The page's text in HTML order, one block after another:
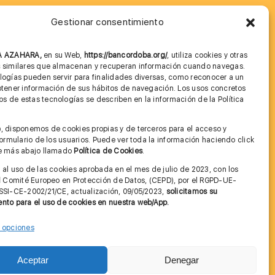
Gestionar consentimiento
AZAHARA, en su Web, https://bancordoba.org/, utiliza cookies y otras
que almacenan y recuperan información cuando navegas.
pueden servir para finalidades diversas, como reconocer a un
información de sus hábitos de navegación. Los usos concretos
de estas tecnologías se describen en la información de la Política
disponemos de cookies propias y de terceros para el acceso y
de los usuarios. Puede ver toda la información haciendo click
más abajo llamado Política de Cookies.
al uso de las cookies aprobada en el mes de julio de 2023, con los
Europeo en Protección de Datos, (CEPD), por el RGPD-UE-
CE-2002/21/CE, actualización, 09/05/2023, solicitamos su
para el uso de cookies en nuestra web/App.
Aceptar Denegar
Imagen corporativa
Cita previa FAGA
Condiciones de Uso Web
Contactar